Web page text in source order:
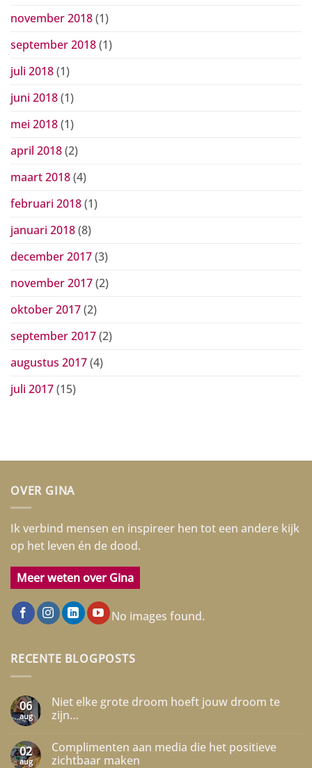
november 2018(1)
september 2018(1)
juli 2018(1)
juni 2018(1)
mei 2018(1)
april 2018(2)
maart 2018(4)
februari 2018(1)
januari 2018(8)
december 2017(3)
november 2017(2)
oktober 2017(2)
september 2017(2)
augustus 2017(4)
juli 2017(15)
OVER GINA
Ik verbind mensen en inspireer hen tot een andere kijk
op het leven én de dood.
Meer weten over Gina
No images found.
RECENTE BLOGPOSTS
06
aug
Niet elke grote droom hoeft jouw droom te
zijn…
op
Niet
elke
02
aug
Complimenten aan media die het positieve
zichtbaar maken